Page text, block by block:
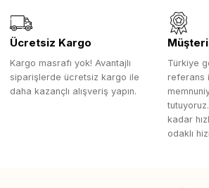
Ücretsiz Kargo
Kargo masrafı yok! Avantajlı
siparişlerde ücretsiz kargo ile
daha kazançlı alışveriş yapın.
Türkiye
referans
kadar
odaklı